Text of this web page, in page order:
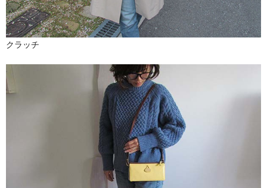
クラッチ